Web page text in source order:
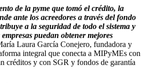
de la pyme que tomó el crédito, la
ante los acreedores a través del fondo
a la seguridad de todo el sistema y
puedan obtener mejores
Laura García Conejero, fundadora y
integral que conecta a MIPyMEs con
créditos y con SGR y fondos de garantía